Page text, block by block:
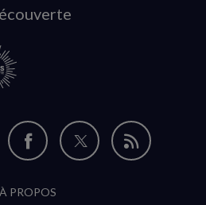
Nous
sur
Nous
Flux
À PROPOS